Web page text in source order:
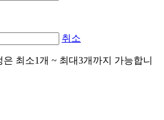
취소
최소1개 ~ 최대3개까지 가능합니